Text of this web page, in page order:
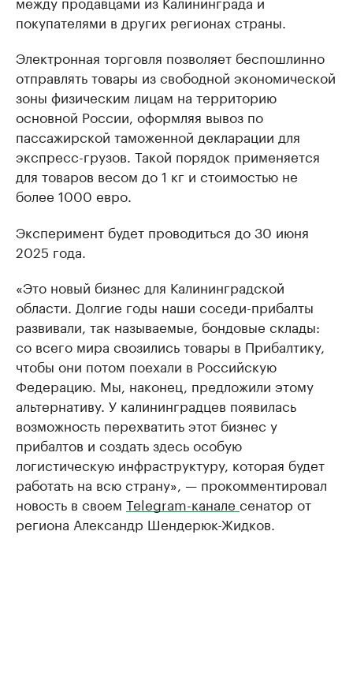
покупателями в других регионах страны.
Электронная торговля позволяет беспошлинно
отправлять товары из свободной экономической
зоны физическим лицам на территорию
основной России, оформляя вывоз по
пассажирской таможенной декларации для
экспресс-грузов. Такой порядок применяется
для товаров весом до 1 кг и стоимостью не
более 1000 евро.
Эксперимент будет проводиться до 30 июня
2025 года.
«Это новый бизнес для Калининградской
области. Долгие годы наши соседи-прибалты
развивали, так называемые, бондовые склады:
со всего мира свозились товары в Прибалтику,
чтобы они потом поехали в Российскую
Федерацию. Мы, наконец, предложили этому
альтернативу. У калининградцев появилась
возможность перехватить этот бизнес у
прибалтов и создать здесь особую
логистическую инфраструктуру, которая будет
работать на всю страну», — прокомментировал
новость в своем Telegram-канале сенатор от
региона Александр Шендерюк-Жидков.